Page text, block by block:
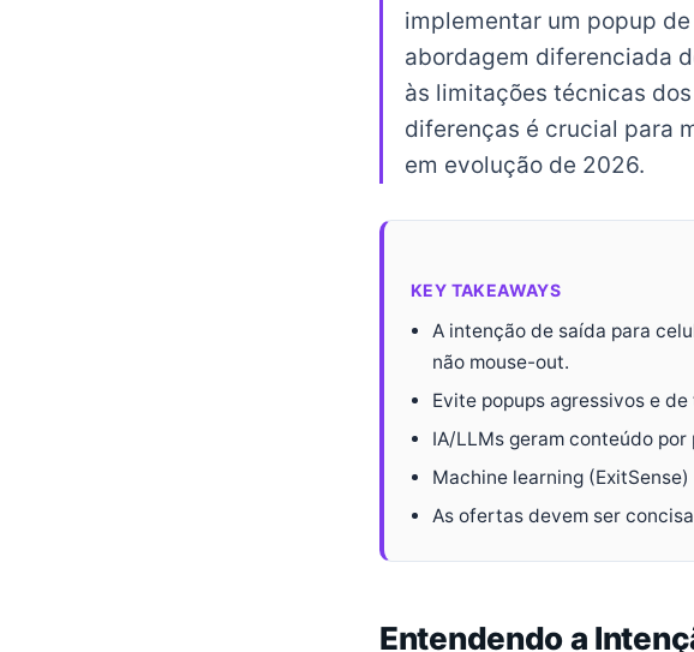
implementar um popup
abordagem diferenciada
às limitações técnicas
diferenças é crucial para
em evolução de 2026.
KEY TAKEAWAYS
A intenção de saída para
não mouse-out.
Evite popups agressivos e
IA/LLMs geram conteúdo
Machine learning
As ofertas devem ser
Entendendo a